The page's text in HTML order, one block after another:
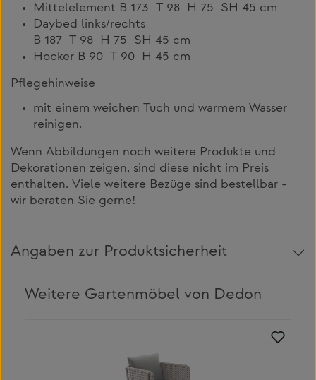
Mittelelement B 173 T 98 H 75 SH 45 cm
Daybed links/rechts
B 187 T 98 H 75 SH 45 cm
Hocker B 90 T 90 H 45 cm
Pflegehinweise
mit einem weichen Tuch und warmem Wasser
reinigen.
Wenn Abbildungen noch weitere Produkte und
Dekorationen zeigen, sind diese nicht im Preis
enthalten. Viele weitere Bezüge sind bestellbar -
wir beraten Sie gerne!
Angaben zur Produktsicherheit
Weitere Gartenmöbel von Dedon